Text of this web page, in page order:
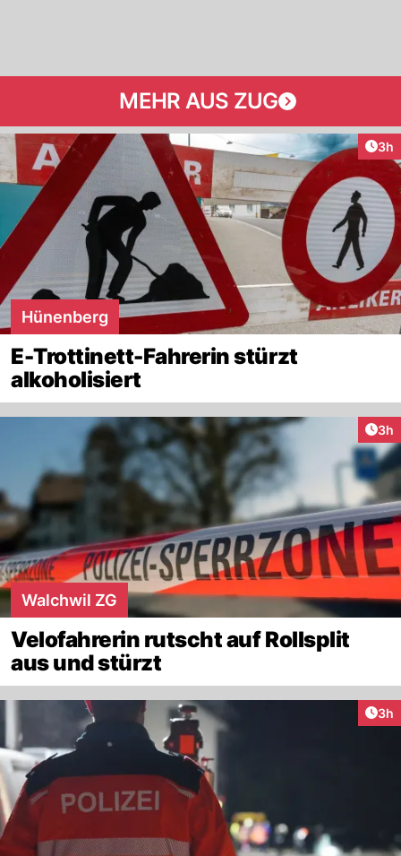
MEHR AUS ZUG
3h
Hünenberg
E-Trottinett-Fahrerin stürzt
alkoholisiert
3h
Walchwil ZG
Velofahrerin rutscht auf Rollsplit
aus und stürzt
3h